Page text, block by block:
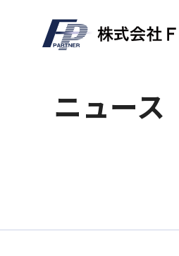
News
ニュース